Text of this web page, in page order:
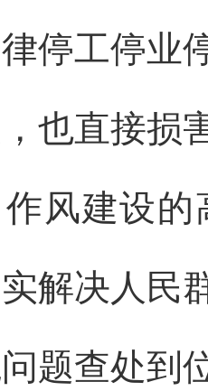
停工停业
也直接损
风建设
解决人民
题查处到